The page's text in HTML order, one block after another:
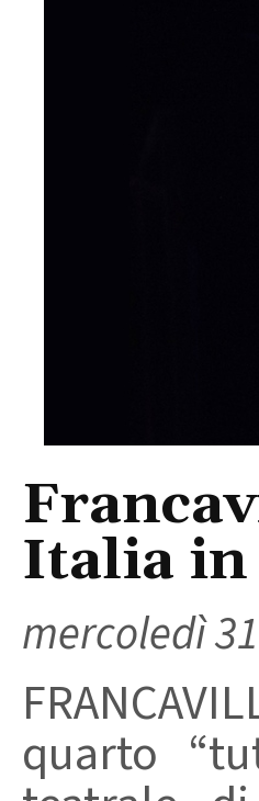
Italia in
mercoledì
quarto